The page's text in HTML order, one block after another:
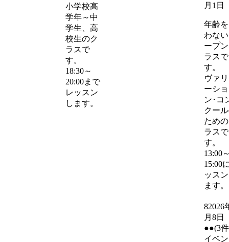
小学校高
学年～中
学生、高
校生のク
ラスで
す。
18:30～
20:00まで
レッスン
します。
月1日
年齢
わな
ープ
ラスで
す。
ヴァ
ーショ
ン･コ
クー
ため
ラスで
す。
13:00
15:00
ッス
ます。
82026
月8日
●●(3
イベ